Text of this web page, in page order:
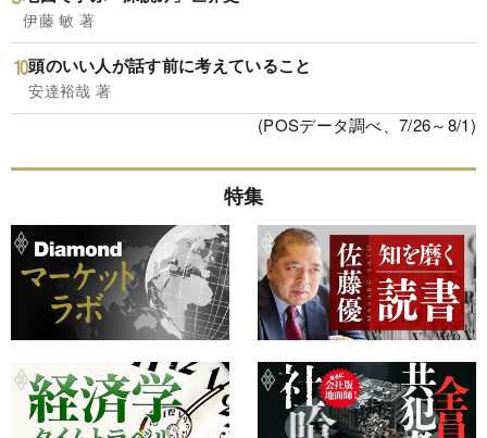
伊藤 敏 著
頭のいい人が話す前に考えていること
安達裕哉 著
(POSデータ調べ、7/26～8/1)
特集